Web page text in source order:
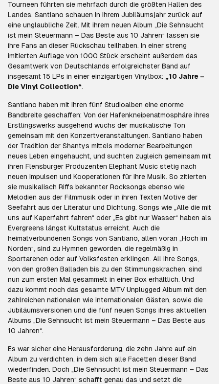
Tourneen führten sie mehrfach durch die größten Hallen des
Landes. Santiano schauen in ihrem Jubiläumsjahr zurück auf
eine unglaubliche Zeit. Mit ihrem neuen Album „Die Sehnsucht
ist mein Steuermann – Das Beste aus 10 Jahren“ lassen sie
ihre Fans an dieser Rückschau teilhaben. In einer streng
imitierten Auflage von 1000 Stück erscheint außerdem das
Gesamtwerk von Deutschlands erfolgreichster Band auf
insgesamt 15 LPs in einer einzigartigen Vinylbox: „10 Jahre –
Die Vinyl Collection“.
Santiano haben mit ihren fünf Studioalben eine enorme
Bandbreite geschaffen: Von der Hafenkneipenatmosphäre ihres
Erstlingswerks ausgehend wuchs der musikalische Ton
gemeinsam mit den Konzertveranstaltungen. Santiano haben
der Tradition der Shantys mittels moderner Bearbeitungen
neues Leben eingehaucht, und suchten zugleich gemeinsam mit
ihren Flensburger Produzenten Elephant Music stetig nach
neuen Impulsen und Kooperationen für ihre Musik. So zitierten
sie musikalisch Riffs bekannter Rocksongs ebenso wie
Melodien aus der Filmmusik oder in ihren Texten Motive der
Seefahrt aus der Literatur und Dichtung. Songs wie „Alle die mit
uns auf Kaperfahrt fahren“ oder „Es gibt nur Wasser“ haben als
Evergreens längst Kultstatus erreicht. Auch die
heimatverbundenen Songs von Santiano, allen voran „Hoch im
Norden“, sind zu Hymnen geworden, die regelmäßig in
Sportarenen oder auf Volksfesten erklingen. All ihre Songs,
von den großen Balladen bis zu den Stimmungskrachen, sind
nun zum ersten Mal gesammelt in einer Box erhältlich. Und
dazu kommt noch das gesamte MTV Unplugged Album mit den
zahlreichen nationalen wie internationalen Gästen, sowie die
Jubiläumsversionen und die fünf neuen Songs ihres aktuellen
Albums „Die Sehnsucht ist mein Steuermann – Das Beste aus
10 Jahren“.
Es war sicher eine Herausforderung, die zehn Jahre auf ein
Album zu verdichten, in dem sich alle Facetten dieser Band
wiederfinden. Doch „Die Sehnsucht ist mein Steuermann – Das
Beste aus 10 Jahren“ schafft genau das und setzt die